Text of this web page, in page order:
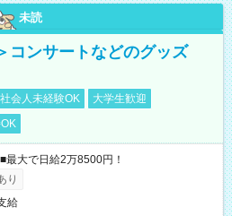
未読
コンサートなどのグッズ
社会人未経験OK
大学生歓迎
大で日給2万8500円！
り
給